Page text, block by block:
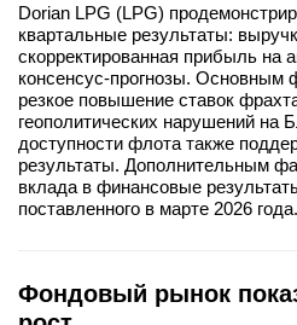
Dorian LPG (LPG)
квартальные результаты:
скорректированная прибыль на
консенсус-прогнозы. Основным
резкое повышение ставок
геополитических нарушений на
доступности флота также
результаты. Дополнительным
вклада в финансовые
поставленного в марте 2026 года.
Фондовый рынок